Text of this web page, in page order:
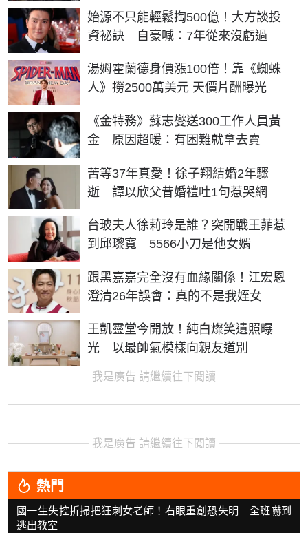
始源不只能輕鬆掏500億！大方談投
資祕訣 自豪喊：7年從來沒虧過
湯姆霍蘭德身價漲100倍！靠《蜘蛛
人》撈2500萬美元 天價片酬曝光
《金特務》蘇志燮送300工作人員黃
金 原因超暖：有困難就拿去賣
苦等37年真愛！徐子翔結婚2年驟
逝 譚以欣父昔婚禮吐1句惹哭網
台玻夫人徐莉玲是誰？突開戰王菲惹
到邱瓈寬 5566小刀是他女婿
跟黑嘉嘉完全沒有血緣關係！江宏恩
澄清26年誤會：真的不是我姪女
王凱靈堂今開放！純白燦笑遺照曝
光 以最帥氣模樣向親友道別
我是廣告 請繼續往下閱讀
我是廣告 請繼續往下閱讀
熱門
國一生失控折掃把狂刺女老師！右眼重創恐失明 全班嚇到
逃出教室